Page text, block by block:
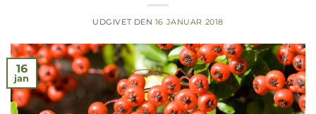
UDGIVET DEN 16 JANUAR 2018
16
jan